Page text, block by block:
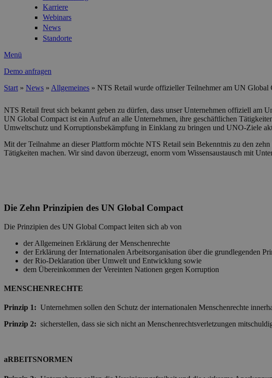
Karriere
Webinars
News
Standorte
Menü
Demo anfragen
Start » News » Allgemeines » NTS Retail wurde offizieller Teilnehmer am UN Global
NTS Retail freut sich bekannt geben zu dürfen, dass unser Unternehmen offiziell
UN Global Compact ist ein Aufruf an alle Unternehmen, ihre geschäftlichen
Umweltschutz und Korruptionsbekämpfung in Einklang zu bringen und UNO-Ziele
Mit der Teilnahme an dieser Plattform möchte NTS Retail sein Bekenntnis zu den
Tätigkeiten machen. Wir sind davon überzeugt, enorm vom Wissensaustausch mit
Die Zehn Prinzipien des UN Global Compact
Die Prinzipien des UN Global Compact leiten sich ab von
der Allgemeinen Erklärung der Menschenrechte
der Erklärung der Internationalen Arbeitsorganisation über die grundlegenden
der Rio-Deklaration über Umwelt und Entwicklung sowie
dem Übereinkommen der Vereinten Nationen gegen Korruption
MENSCHENRECHTE
Prinzip 1: Unternehmen sollen den Schutz der internationalen Menschenrechte
Prinzip 2: sicherstellen, dass sie sich nicht an Menschenrechtsverletzungen
aRBEITSNORMEN